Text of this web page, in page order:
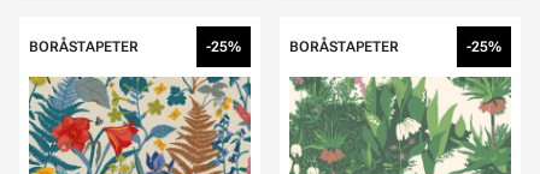
BORÅSTAPETER -25% BORÅSTAPETER -25%